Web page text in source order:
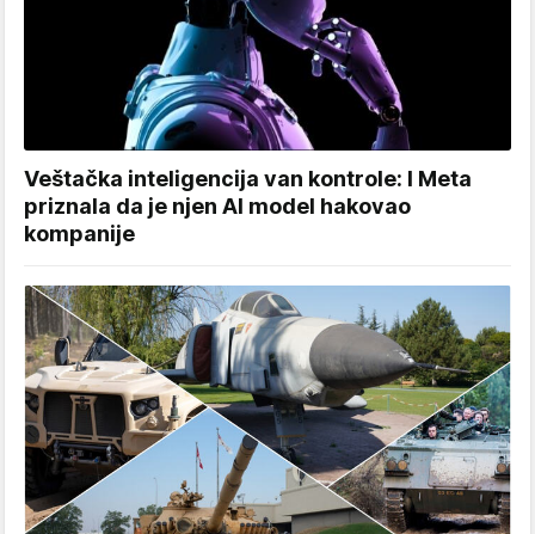
Veštačka inteligencija van kontrole: I Meta
priznala da je njen AI model hakovao
kompanije